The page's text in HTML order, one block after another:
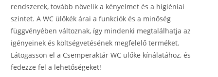
rendszerek, tovább növelik a kényelmet és a higiéniai
szintet. A WC ülőkék árai a funkciók és a minőség
függvényében változnak, így mindenki megtalálhatja az
igényeinek és költségvetésének megfelelő terméket.
Látogasson el a Csemperaktár WC ülőke kínálatához, és
fedezze fel a lehetőségeket!